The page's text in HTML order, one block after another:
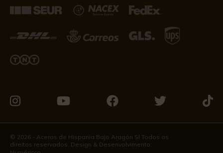
nos
no
Instagram
nos
no
Youtube
nos
no
Facebook
nos
no
nos
© 2026 - Aceros de Hispania Bajo Aragón Sl Todos os
direitos reservados. Design & Desenvolvimento: